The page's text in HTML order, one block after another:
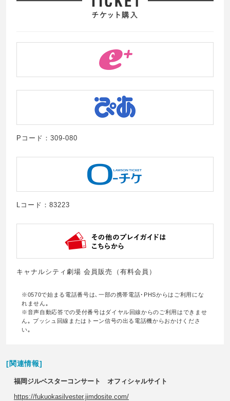
Pコード：309-080
Lコード：83223
キャナルシティ劇場 会員販売（有料会員）
※0570で始まる電話番号は､一部の携帯電話･PHSからはご利用にな
れません｡
※音声自動応答での受付番号はダイヤル回線からのご利用はできませ
ん｡ プッシュ回線またはトーン信号の出る電話機からおかけくださ
い｡
[関連情報]
福岡ジルベスターコンサート オフィシャルサイト
https://fukuokasilvester.jimdosite.com/